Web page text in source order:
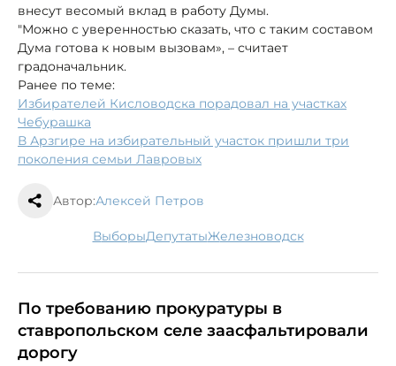
внесут весомый вклад в работу Думы.
"Можно с уверенностью сказать, что с таким составом
Дума готова к новым вызовам», – считает
градоначальник.
Ранее по теме:
Избирателей Кисловодска порадовал на участках
Чебурашка
В Арзгире на избирательный участок пришли три
поколения семьи Лавровых
Автор:Алексей Петров
выборы депутаты Железноводск
По требованию прокуратуры в
ставропольском селе заасфальтировали
дорогу